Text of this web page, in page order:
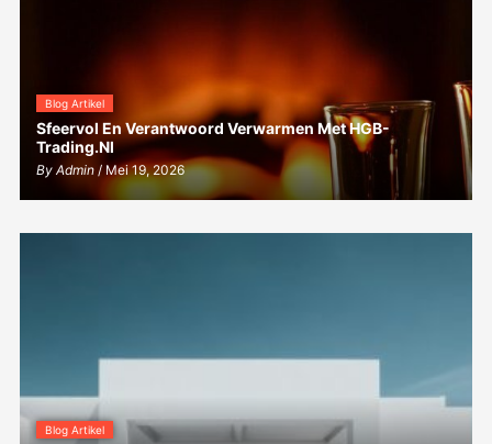
Blog Artikel
Sfeervol En Verantwoord Verwarmen Met HGB-
Trading.nl
By Admin/ Mei 19, 2026
Blog Artikel